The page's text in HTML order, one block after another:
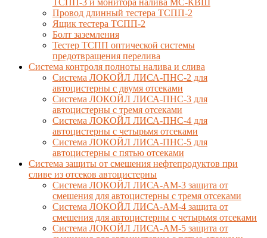
Провод длинный тестера ТСПП-2
Ящик тестера ТСПП-2
Болт заземления
Тестер ТСПП оптической системы
предотвращения перелива
Cистема контроля полноты налива и слива
Система ЛОКОЙЛ ЛИСА-ПНС-2 для
автоцистерны с двумя отсеками
Система ЛОКОЙЛ ЛИСА-ПНС-3 для
автоцистерны с тремя отсеками
Система ЛОКОЙЛ ЛИСА-ПНС-4 для
автоцистерны с четырьмя отсеками
Система ЛОКОЙЛ ЛИСА-ПНС-5 для
автоцистерны с пятью отсеками
Система защиты от смешения нефтепродуктов при
сливе из отсеков автоцистерны
Система ЛОКОЙЛ ЛИСА-AM-3 защита от
смешения для автоцистерны с тремя отсеками
Система ЛОКОЙЛ ЛИСА-AM-4 защита от
смешения для автоцистерны с четырьмя отсеками
Система ЛОКОЙЛ ЛИСА-AM-5 защита от